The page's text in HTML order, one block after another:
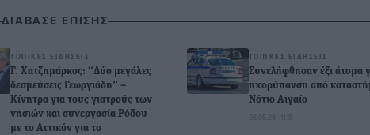
ΔΙΑΒΑΣΕ ΕΠΙΣΗΣ
ΤΟΠΙΚΈΣ ΕΙΔΉΣΕΙΣ
Γ. Χατζημάρκος: “Δύο μεγάλες
δεσμεύσεις Γεωργιάδη” –
Κίνητρα για τους γιατρούς των
νησιών και συνεργασία Ρόδου
με το Αττικόν για το
ΤΟΠΙΚΈΣ ΕΙΔΉΣΕΙΣ
Συνελήφθησαν έξι άτομα
ηχορύπανση από
Νότιο Αιγαίο
08.08.26 · 11:15